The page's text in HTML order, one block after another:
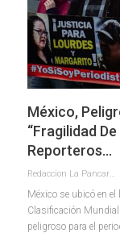
México,
“fragilidad
Reporteros…
Redaccion La Pancarta De Quintana Roo
México se ubicó en
Clasificación Mundial
peligroso para el